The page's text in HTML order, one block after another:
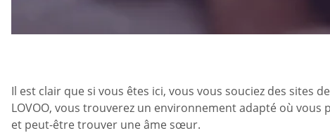
Il est clair que si vous êtes ici, vous vous souciez des sites
LOVOO, vous trouverez un environnement adapté où
et peut-être trouver une âme sœur.